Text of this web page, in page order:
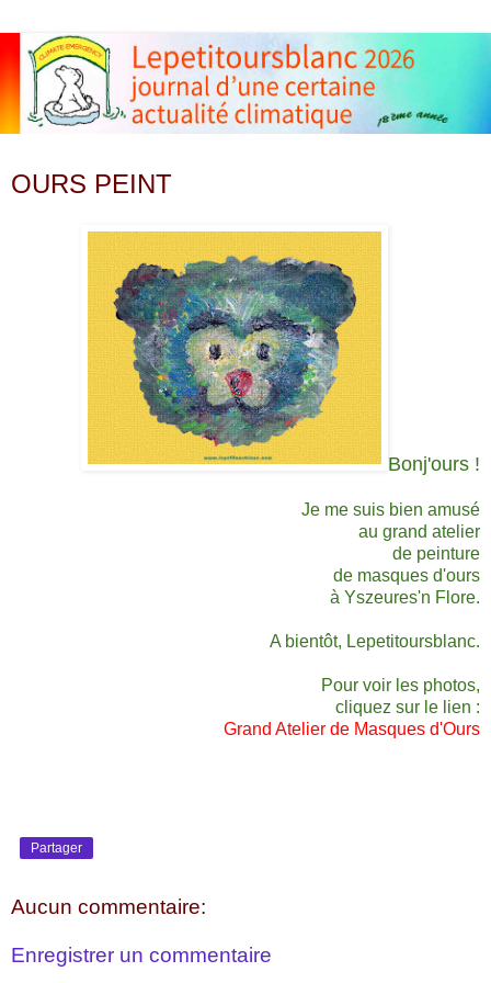
OURS PEINT
Bonj'ours !
Je me suis bien amusé
au grand atelier
de peinture
de masques d'ours
à Yszeures'n Flore.
A bientôt, Lepetitoursblanc.
Pour voir les photos,
cliquez sur le lien :
Grand Atelier de Masques d'Ours
Partager
Aucun commentaire:
Enregistrer un commentaire